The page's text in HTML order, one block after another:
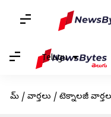
Telugu
హోమ్ / వార్తలు / టెక్నాలజీ